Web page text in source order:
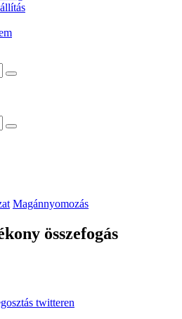
Magánnyomozás
összefogás
twitteren